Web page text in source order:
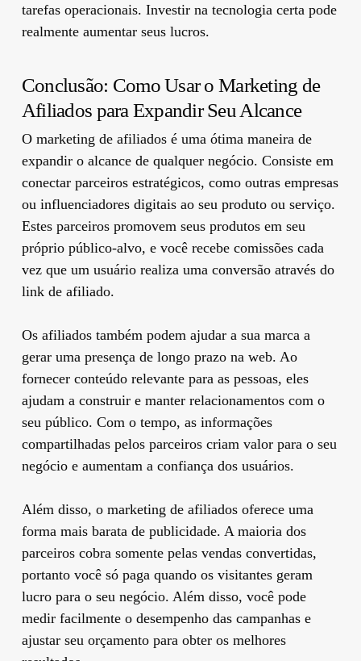
tarefas operacionais. Investir na tecnologia certa pode
realmente aumentar seus lucros.
Conclusão: Como Usar o Marketing de
Afiliados para Expandir Seu Alcance
O marketing de afiliados é uma ótima maneira de
expandir o alcance de qualquer negócio. Consiste em
conectar parceiros estratégicos, como outras empresas
ou influenciadores digitais ao seu produto ou serviço.
Estes parceiros promovem seus produtos em seu
próprio público-alvo, e você recebe comissões cada
vez que um usuário realiza uma conversão através do
link de afiliado.
Os afiliados também podem ajudar a sua marca a
gerar uma presença de longo prazo na web. Ao
fornecer conteúdo relevante para as pessoas, eles
ajudam a construir e manter relacionamentos com o
seu público. Com o tempo, as informações
compartilhadas pelos parceiros criam valor para o seu
negócio e aumentam a confiança dos usuários.
Além disso, o marketing de afiliados oferece uma
forma mais barata de publicidade. A maioria dos
parceiros cobra somente pelas vendas convertidas,
portanto você só paga quando os visitantes geram
lucro para o seu negócio. Além disso, você pode
medir facilmente o desempenho das campanhas e
ajustar seu orçamento para obter os melhores